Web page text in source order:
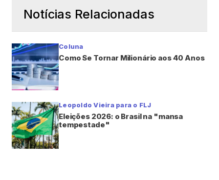
Notícias Relacionadas
Coluna
Como Se Tornar Milionário aos 40 Anos
Leopoldo Vieira para o FLJ
Eleições 2026: o Brasil na "mansa
tempestade"